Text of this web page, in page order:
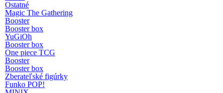
Ostatné
Magic The Gathering
Booster
Booster box
YuGiOh
Booster box
One piece TCG
Booster
Booster box
Zberateľské figúrky
Funko POP!